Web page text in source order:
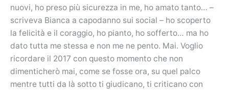
nuovi, ho preso più sicurezza in me, ho amato tanto… –
scriveva Bianca a capodanno sui social – ho scoperto
la felicità e il coraggio, ho pianto, ho sofferto… ma ho
dato tutta me stessa e non me ne pento. Mai. Voglio
ricordare il 2017 con questo momento che non
dimenticherò mai, come se fosse ora, su quel palco
mentre tutti da là sotto ti giudicano, ti criticano con